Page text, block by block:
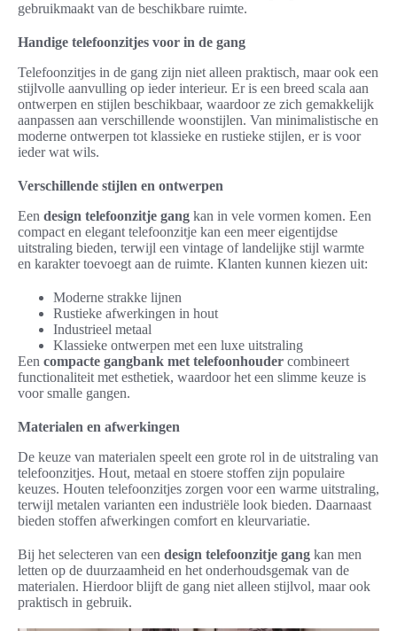
gebruikmaakt van de beschikbare ruimte.
Handige telefoonzitjes voor in de gang
Telefoonzitjes in de gang zijn niet alleen praktisch, maar ook een
stijlvolle aanvulling op ieder interieur. Er is een breed scala aan
ontwerpen en stijlen beschikbaar, waardoor ze zich gemakkelijk
aanpassen aan verschillende woonstijlen. Van minimalistische en
moderne ontwerpen tot klassieke en rustieke stijlen, er is voor
ieder wat wils.
Verschillende stijlen en ontwerpen
Een design telefoonzitje gang kan in vele vormen komen. Een
compact en elegant telefoonzitje kan een meer eigentijdse
uitstraling bieden, terwijl een vintage of landelijke stijl warmte
en karakter toevoegt aan de ruimte. Klanten kunnen kiezen uit:
Moderne strakke lijnen
Rustieke afwerkingen in hout
Industrieel metaal
Klassieke ontwerpen met een luxe uitstraling
Een compacte gangbank met telefoonhouder combineert
functionaliteit met esthetiek, waardoor het een slimme keuze is
voor smalle gangen.
Materialen en afwerkingen
De keuze van materialen speelt een grote rol in de uitstraling van
telefoonzitjes. Hout, metaal en stoere stoffen zijn populaire
keuzes. Houten telefoonzitjes zorgen voor een warme uitstraling,
terwijl metalen varianten een industriële look bieden. Daarnaast
bieden stoffen afwerkingen comfort en kleurvariatie.
Bij het selecteren van een design telefoonzitje gang kan men
letten op de duurzaamheid en het onderhoudsgemak van de
materialen. Hierdoor blijft de gang niet alleen stijlvol, maar ook
praktisch in gebruik.